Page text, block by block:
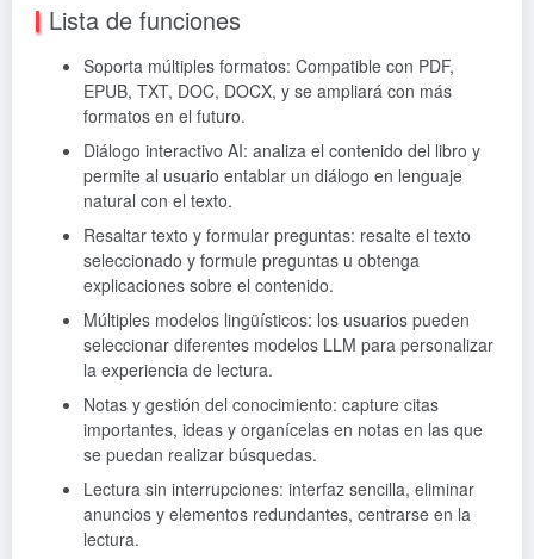
Lista de funciones
Soporta múltiples formatos: Compatible con PDF,
EPUB, TXT, DOC, DOCX, y se ampliará con más
formatos en el futuro.
Diálogo interactivo AI: analiza el contenido del libro y
permite al usuario entablar un diálogo en lenguaje
natural con el texto.
Resaltar texto y formular preguntas: resalte el texto
seleccionado y formule preguntas u obtenga
explicaciones sobre el contenido.
Múltiples modelos lingüísticos: los usuarios pueden
seleccionar diferentes modelos LLM para personalizar
la experiencia de lectura.
Notas y gestión del conocimiento: capture citas
importantes, ideas y organícelas en notas en las que
se puedan realizar búsquedas.
Lectura sin interrupciones: interfaz sencilla, eliminar
anuncios y elementos redundantes, centrarse en la
lectura.